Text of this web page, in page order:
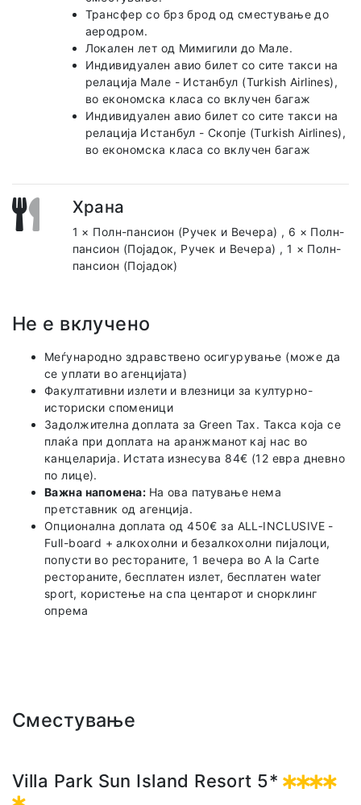
Трансфер со брз брод од сместување до
аеродром.
Локален лет од Мимигили до Мале.
Индивидуален авио билет со сите такси на
релација Мале - Истанбул (Turkish Airlines),
во економска класа со вклучен багаж
Индивидуален авио билет со сите такси на
релација Истанбул - Скопје (Turkish Airlines),
во економска класа со вклучен багаж
Храна
1 × Полн-пансион (Ручек и Вечера) , 6 × Полн-
пансион (Појадок, Ручек и Вечера) , 1 × Полн-
пансион (Појадок)
Не е вклучено
Меѓународно здравствено осигурување (може да
се уплати во агенцијата)
Факултативни излети и влезници за културно-
историски споменици
Задолжителна доплата за Green Tax. Такса која се
плаќа при доплата на аранжманот кај нас во
канцеларија. Истата изнесува 84€ (12 евра дневно
по лице).
Важна напомена: На ова патување нема
претставник од агенција.
Опционална доплата од 450€ за ALL-INCLUSIVE -
Full-board + алкохолни и безалкохолни пијалоци,
попусти во рестораните, 1 вечера во А la Carte
рестораните, бесплатен излет, бесплатен water
sport, користење на спа центарот и снорклинг
опрема
Сместување
Villa Park Sun Island Resort 5*